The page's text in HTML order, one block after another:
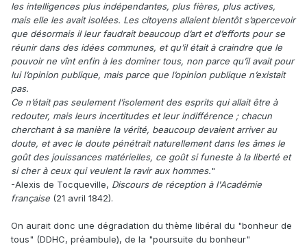
les intelligences plus indépendantes, plus fières, plus actives,
mais elle les avait isolées. Les citoyens allaient bientôt s’apercevoir
que désormais il leur faudrait beaucoup d’art et d’efforts pour se
réunir dans des idées communes, et qu’il était à craindre que le
pouvoir ne vînt enfin à les dominer tous, non parce qu’il avait pour
lui l’opinion publique, mais parce que l’opinion publique n’existait
pas.
Ce n’était pas seulement l’isolement des esprits qui allait être à
redouter, mais leurs incertitudes et leur indifférence ; chacun
cherchant à sa manière la vérité, beaucoup devaient arriver au
doute, et avec le doute pénétrait naturellement dans les âmes le
goût des jouissances matérielles, ce goût si funeste à la liberté et
si cher à ceux qui veulent la ravir aux hommes."
-Alexis de Tocqueville, Discours de réception à l'Académie
française (21 avril 1842).
On aurait donc une dégradation du thème libéral du "bonheur de
tous" (DDHC, préambule), de la "poursuite du bonheur"